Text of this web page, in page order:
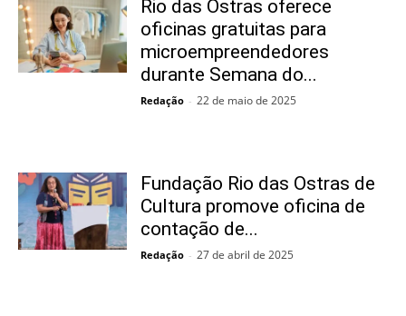
Rio das Ostras oferece
oficinas gratuitas para
microempreendedores
durante Semana do...
Redação - 22 de maio de 2025
Fundação Rio das Ostras de
Cultura promove oficina de
contação de...
Redação - 27 de abril de 2025